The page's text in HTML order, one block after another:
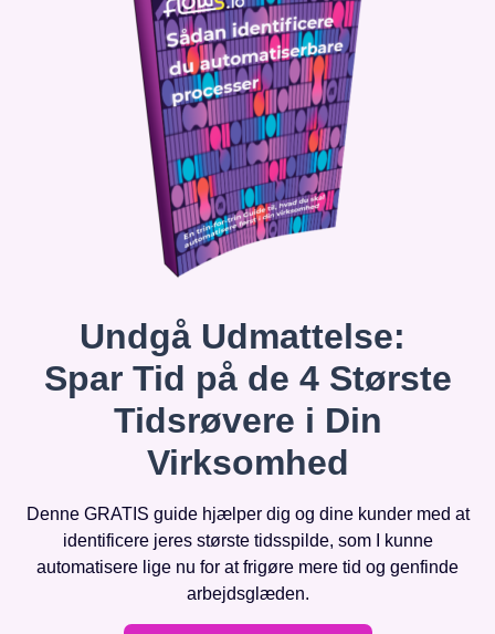
Undgå Udmattelse:
Spar Tid på de 4 Største
Tidsrøvere i Din
Virksomhed
Denne GRATIS guide hjælper dig og dine kunder med at
identificere jeres største tidsspilde, som I kunne
automatisere lige nu for at frigøre mere tid og genfinde
arbejdsglæden.